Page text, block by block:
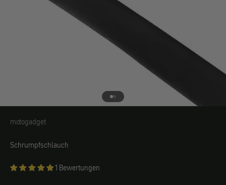
Gehe zu Element 1
Gehe zu Element 2
motogadget
motogadget
Schrumpfschlauch
1 Bewertungen